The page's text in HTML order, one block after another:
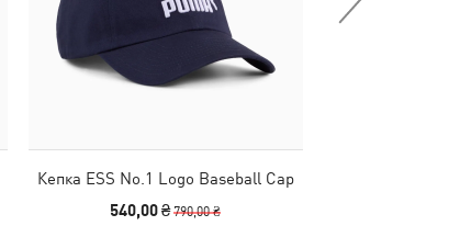
Кепка ESS No.1 Logo Baseball Cap
540,00 ₴790,00 ₴